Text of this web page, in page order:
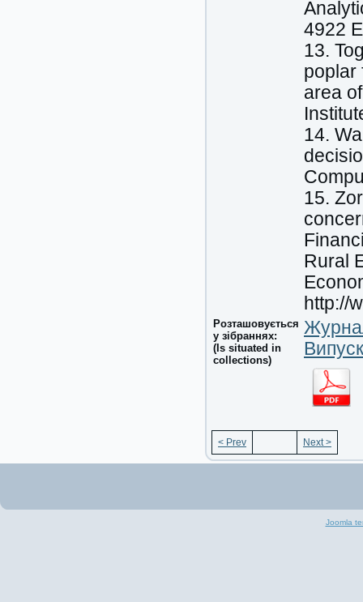
4922
13.
poplar
area
14.
15.
Rural
http://
Розташовується
у зібраннях:
(Is situated in
collections)
< Prev Next >
Joomla